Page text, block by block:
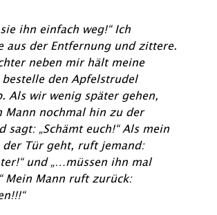
ihn einfach weg!“ Ich
aus der Entfernung und zittere.
neben mir hält meine
den Apfelstrudel
Als wir wenig später gehen,
Mann nochmal hin zu der
sagt: „Schämt euch!“ Als mein
der Tür geht, ruft jemand:
und „…müssen ihn mal
Mein Mann ruft zurück: